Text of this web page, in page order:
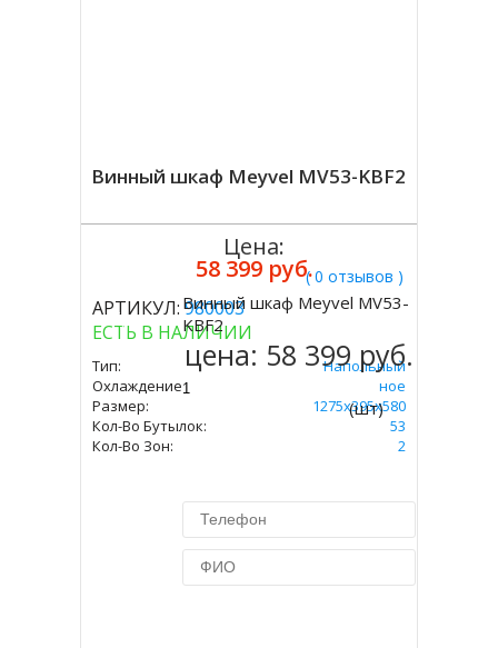
Винный шкаф Meyvel MV53-KBF2
( 0 отзывов )
АРТИКУЛ:980003
ЕСТЬ В НАЛИЧИИ
Тип:
Напольный
Охлаждение:
Компрессорное
Размер:
1275х395х580
Кол-Во Бутылок:
53
Кол-Во Зон:
2
Цена:
58 399 руб.
Купить
Винный шкаф Meyvel MV53-
KBF2
цена: 58 399 руб.
(шт)